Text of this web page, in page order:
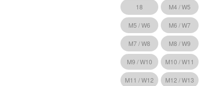
18 M4 / W5
M5 / W6 M6 / W7
M7 / W8 M8 / W9
M9 / W10 M10 / W11
M11 / W12 M12 / W13